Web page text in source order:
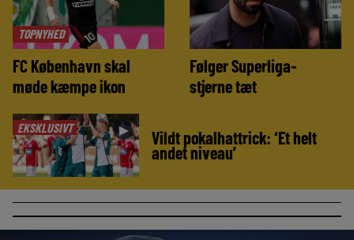
TOPNYHED
FC København skal
møde kæmpe ikon
Følger Superliga-
stjerne tæt
EKSKLUSIVT ► Vildt pokalhattrick: ‘Et helt
andet niveau’